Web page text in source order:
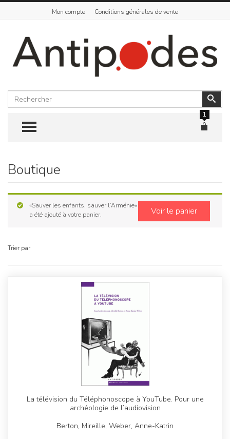
Mon compte Conditions générales de vente
Rechercher
TOGGLE MENU
1
Skip
content
Boutique
Voir le panier
«Sauver les enfants, sauver l’Arménie»
a été ajouté à votre panier.
Trier par
La télévision du Téléphonoscope à YouTube. Pour une
archéologie de l’audiovision
Berton, Mireille, Weber, Anne-Katrin